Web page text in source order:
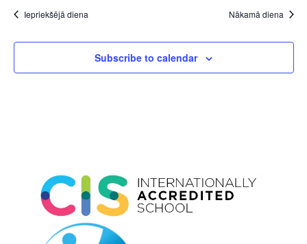
Iepriekšējā diena Nākamā diena
Subscribe to calendar